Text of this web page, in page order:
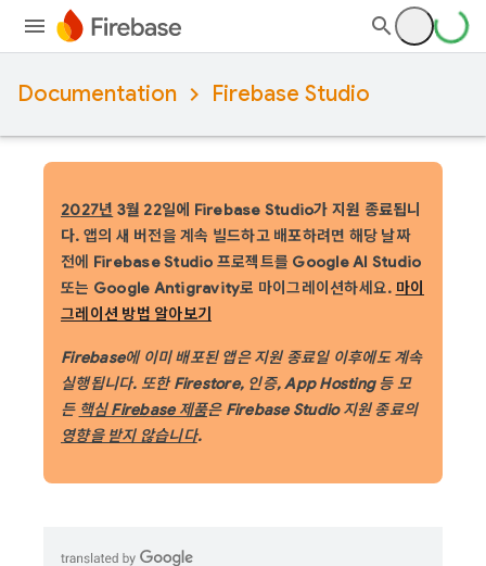
Documentation Firebase Studio
2027년 3월 22일에 Firebase Studio가 지원 종료됩니
다. 앱의 새 버전을 계속 빌드하고 배포하려면 해당 날짜
전에 Firebase Studio 프로젝트를 Google AI Studio
또는 Google Antigravity로 마이그레이션하세요. 마이
그레이션 방법 알아보기
Firebase에 이미 배포된 앱은 지원 종료일 이후에도 계속
실행됩니다. 또한 Firestore, 인증, App Hosting 등 모
든 핵심 Firebase 제품은 Firebase Studio 지원 종료의
영향을 받지 않습니다.